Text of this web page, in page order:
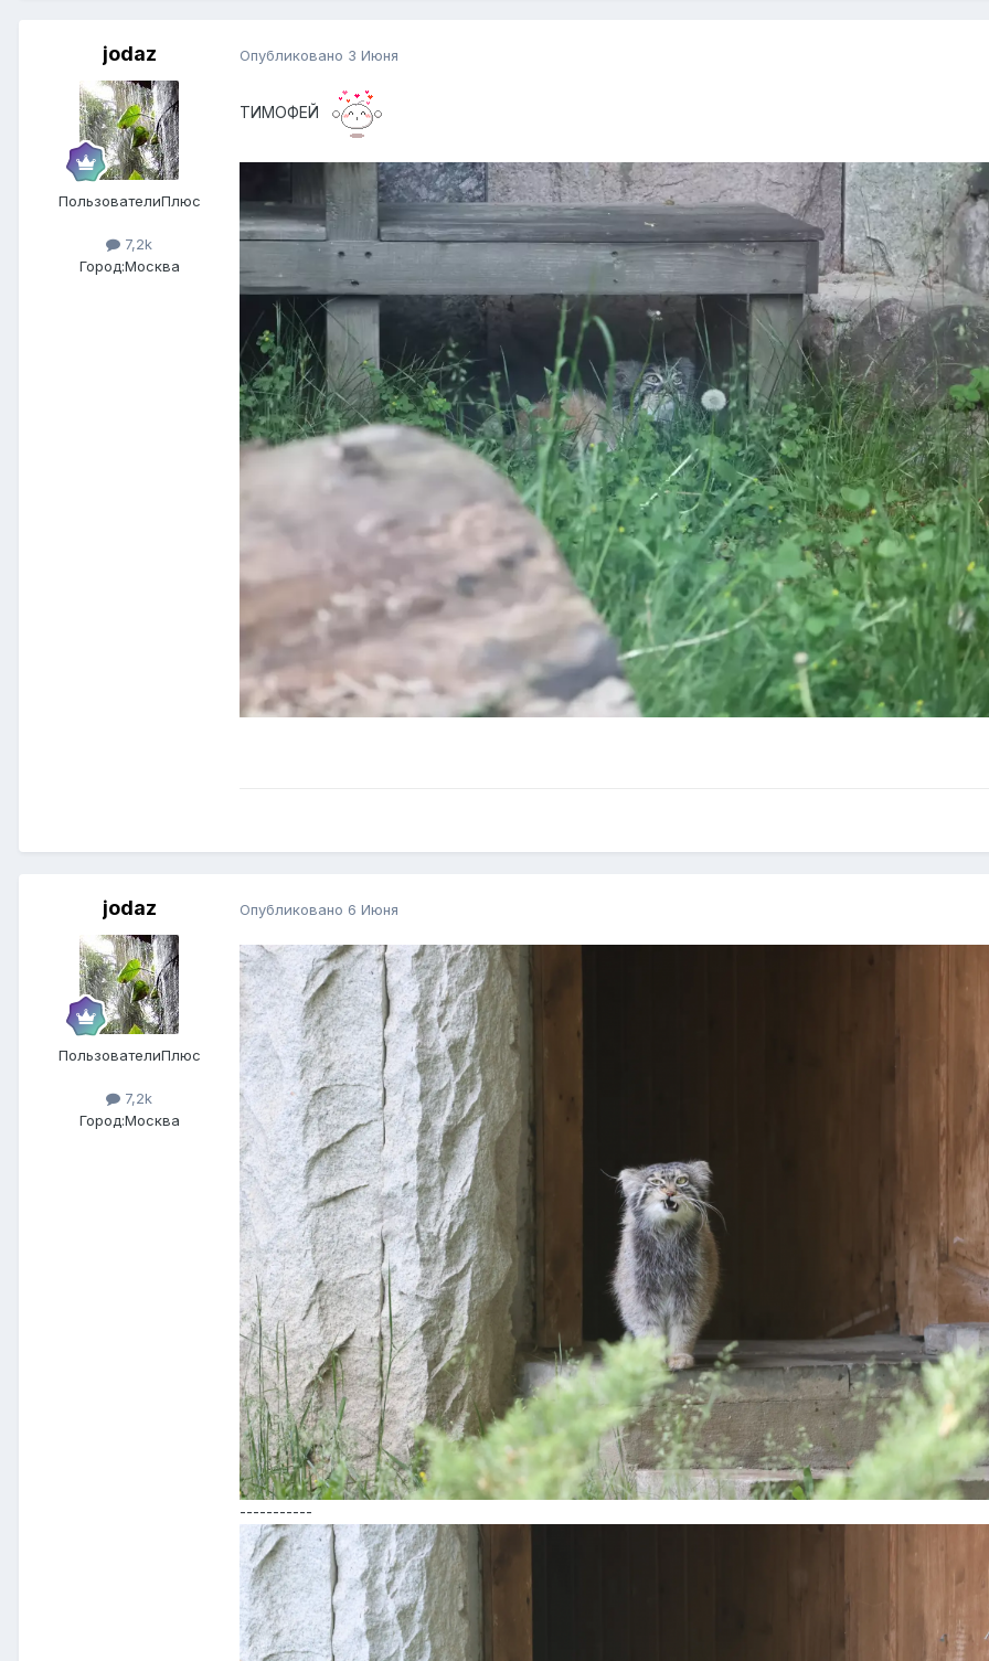
jodaz
ПользователиПлюс
7,2k
Город:Москва
Опубликовано 3 Июня
ТИМОФЕЙ
jodaz
ПользователиПлюс
7,2k
Город:Москва
Опубликовано 6 Июня
-----------